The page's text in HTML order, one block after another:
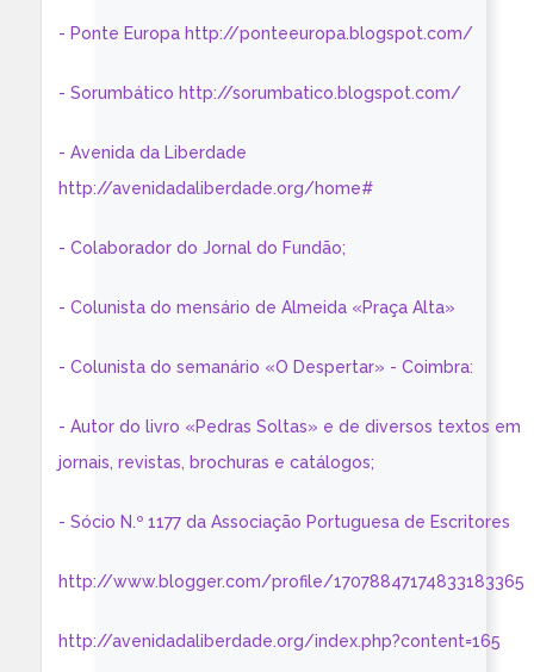
- Ponte Europa http://ponteeuropa.blogspot.com/
- Sorumbático http://sorumbatico.blogspot.com/
- Avenida da Liberdade
http://avenidadaliberdade.org/home#
- Colaborador do Jornal do Fundão;
- Colunista do mensário de Almeida «Praça Alta»
- Colunista do semanário «O Despertar» - Coimbra:
- Autor do livro «Pedras Soltas» e de diversos textos em
jornais, revistas, brochuras e catálogos;
- Sócio N.º 1177 da Associação Portuguesa de Escritores
http://www.blogger.com/profile/17078847174833183365
http://avenidadaliberdade.org/index.php?content=165